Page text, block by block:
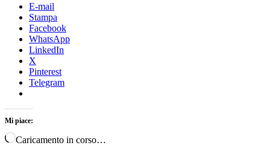
E-mail
Stampa
Facebook
WhatsApp
LinkedIn
X
Pinterest
Telegram
Mi piace:
Caricamento in corso…